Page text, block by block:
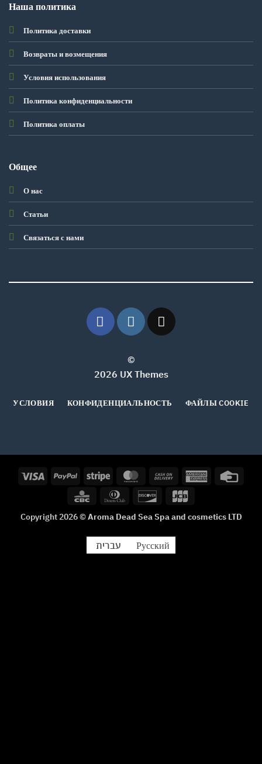
Наша политика
Политика доставки
Возвраты и возмещения
Условия использования
Политика конфиденциальности
Политика оплаты
Общее
О нас
Статьи
Связаться с нами
©
2026 UX Themes
УСЛОВИЯ КОНФИДЕНЦИАЛЬНОСТЬ ФАЙЛЫ COOKIE
Visa PayPal Stripe MasterCardCash
On
Delivery
American
Dinners
Discover
Copyright 2026 ©Aroma Dead Sea Spa and cosmetics LTD
עברית Русский